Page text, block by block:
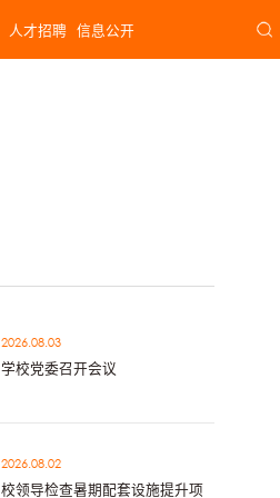
人才招聘 信息公开
2026.08.03
学校党委召开会议
2026.08.02
校领导检查暑期配套设施提升项